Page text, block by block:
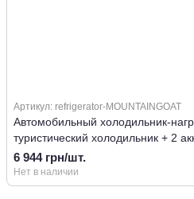
Артикул: refrigerator-MOUNTAINGOAT
Автомобильный холодильник-
туристический холодильник + 2
6 944 грн/шт.
Нет в наличии